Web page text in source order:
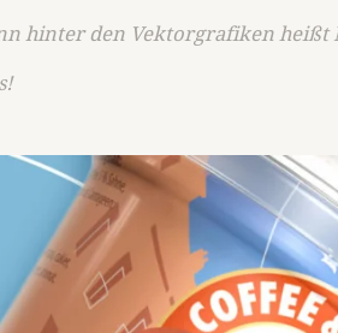
hinter den Vektorgrafiken heißt